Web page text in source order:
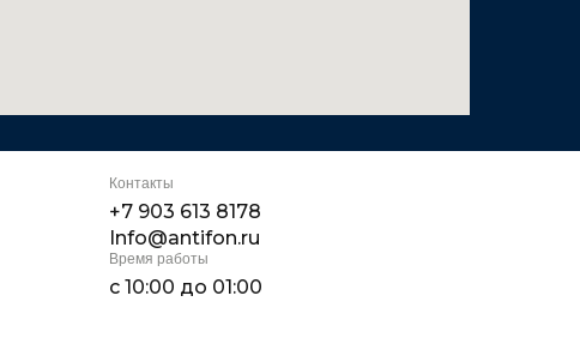
Контакты
+7 903 613 8178
Info@antifon.ru
Время работы
с 10:00 до 01:00